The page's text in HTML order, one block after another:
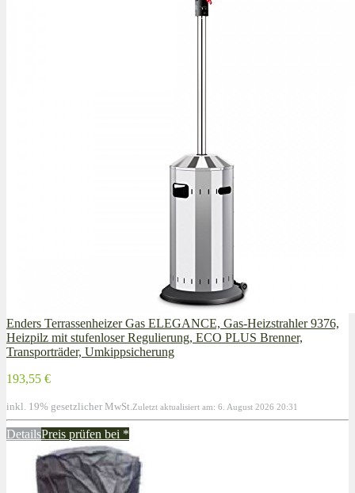
Enders Terrassenheizer Gas ELEGANCE, Gas-Heizstrahler 9376,
Heizpilz mit stufenloser Regulierung, ECO PLUS Brenner,
Transporträder, Umkippsicherung
193,55 €
inkl. 19% gesetzlicher MwSt. Zuletzt aktualisiert am: 6. August 2026 20:31
DetailsPreis prüfen bei *